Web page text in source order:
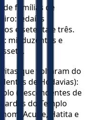
de famílias de
Jedaías
e setenta e três.
mil duzentos e
que voltaram do
de Hodavias):
(descendentes de
do Templo
Acube, Hatita e